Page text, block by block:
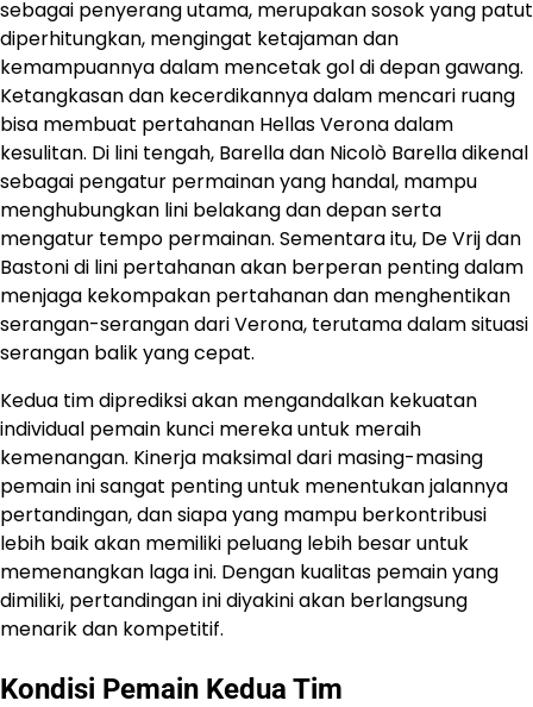
sebagai penyerang utama, merupakan sosok yang patut
diperhitungkan, mengingat ketajaman dan
kemampuannya dalam mencetak gol di depan gawang.
Ketangkasan dan kecerdikannya dalam mencari ruang
bisa membuat pertahanan Hellas Verona dalam
kesulitan. Di lini tengah, Barella dan Nicolò Barella dikenal
sebagai pengatur permainan yang handal, mampu
menghubungkan lini belakang dan depan serta
mengatur tempo permainan. Sementara itu, De Vrij dan
Bastoni di lini pertahanan akan berperan penting dalam
menjaga kekompakan pertahanan dan menghentikan
serangan-serangan dari Verona, terutama dalam situasi
serangan balik yang cepat.
​Kedua tim diprediksi akan mengandalkan kekuatan
individual pemain kunci mereka untuk meraih
kemenangan.​ Kinerja maksimal dari masing-masing
pemain ini sangat penting untuk menentukan jalannya
pertandingan, dan siapa yang mampu berkontribusi
lebih baik akan memiliki peluang lebih besar untuk
memenangkan laga ini. Dengan kualitas pemain yang
dimiliki, pertandingan ini diyakini akan berlangsung
menarik dan kompetitif.
Kondisi Pemain Kedua Tim